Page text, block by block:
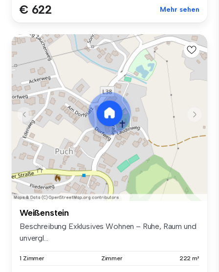
€ 622 Mehr sehen
Weißenstein
Beschreibung Exklusives Wohnen – Ruhe, Raum und
unvergl...
1 Zimmer Zimmer 222 m²